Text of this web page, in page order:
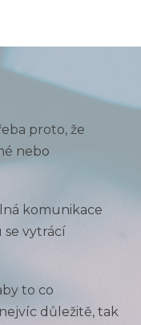
proto, že
nebo
komunikace
se vytrácí
to co
důležitě, tak